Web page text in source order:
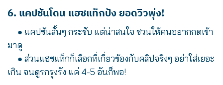
6. แคปชันโดน แฮชแท็กปัง ยอดวิวพุ่ง!
● แคปชันสั้นๆ กระชับ แต่น่าสนใจ ชวนให้คนอยากกดเข้า
มาดู
● ส่วนแฮชแท็กก็เลือกที่เกี่ยวข้องกับคลิปจริงๆ อย่าใส่เยอะ
เกิน จนดูรกรุงรัง แค่ 4-5 อันก็พอ!